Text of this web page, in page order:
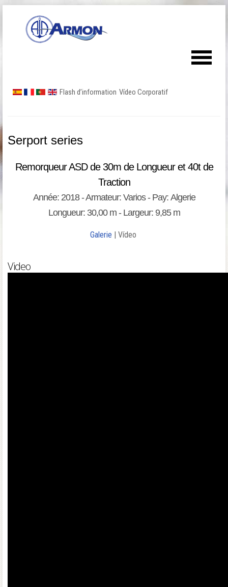
Flash d’information Vídeo Corporatif
Serport series
Remorqueur ASD de 30m de Longueur et 40t de
Traction
Année: 2018 - Armateur: Varios - Pay: Algerie
Longueur: 30,00 m - Largeur: 9,85 m
Galerie | Vídeo
Video